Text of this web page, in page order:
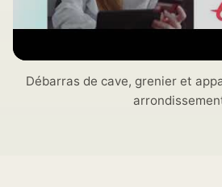
Débarras de cave, grenier et